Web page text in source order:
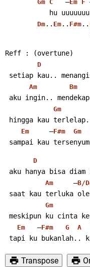
Gm C Em F
hu
Dm .. Em .. F#m ..
Reff : (overtune)
D
setiap kau..
Am Bm
aku ingin.. mendekap
Gm
hingga kau
Em
     –
F#m Gm
sampai kau
D
aku hanya bisa diam
Am
     –
B/
saat kau terluka
Gm
meskipun ku cinta
Em
   –
F#m G A
tapi ku bukanlah..
Transpose